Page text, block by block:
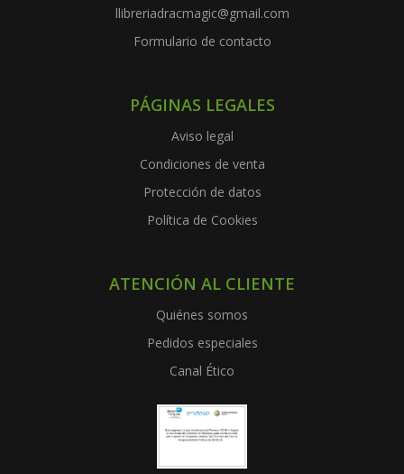
llibreriadracmagic@gmail.com
Formulario de contacto
PÁGINAS LEGALES
Aviso legal
Condiciones de venta
Protección de datos
Política de Cookies
ATENCIÓN AL CLIENTE
Quiénes somos
Pedidos especiales
Canal Ético